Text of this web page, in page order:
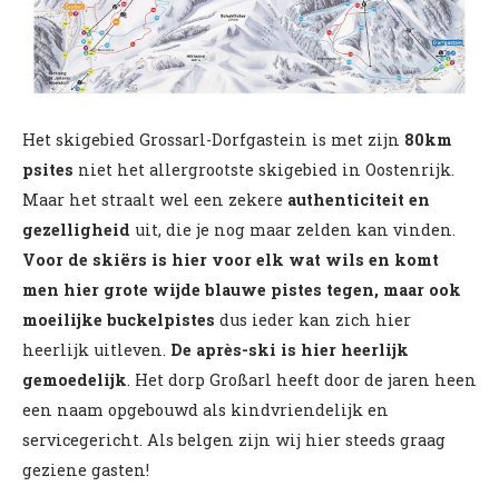
Het skigebied Grossarl-Dorfgastein is met zijn 80km
psites niet het allergrootste skigebied in Oostenrijk.
Maar het straalt wel een zekere authenticiteit en
gezelligheid uit, die je nog maar zelden kan vinden.
Voor de skiërs is hier voor elk wat wils en komt
men hier grote wijde blauwe pistes tegen, maar ook
moeilijke buckelpistes dus ieder kan zich hier
heerlijk uitleven. De après-ski is hier heerlijk
gemoedelijk. Het dorp Großarl heeft door de jaren heen
een naam opgebouwd als kindvriendelijk en
servicegericht. Als belgen zijn wij hier steeds graag
geziene gasten!